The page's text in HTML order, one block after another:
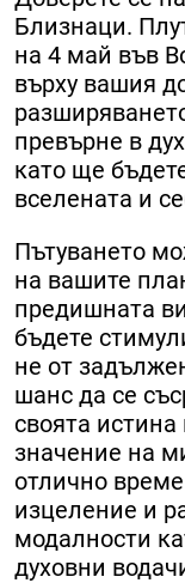
Близнаци.
на 4 май във
върху вашия
превърне в
като ще
вселената и
Пътуването
на вашите
предишната
бъдете
не от
шанс да се
своята
значение на
отлично
изцеление и
модалности
духовни